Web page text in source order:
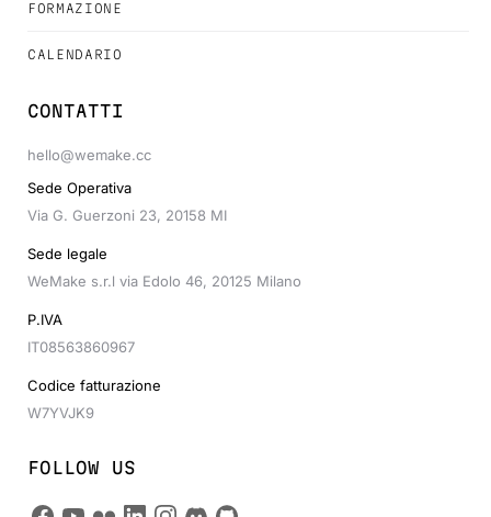
FORMAZIONE
CALENDARIO
CONTATTI
hello@wemake.cc
Sede Operativa
Via G. Guerzoni 23, 20158 MI
Sede legale
WeMake s.r.l via Edolo 46, 20125 Milano
P.IVA
IT08563860967
Codice fatturazione
W7YVJK9
FOLLOW US